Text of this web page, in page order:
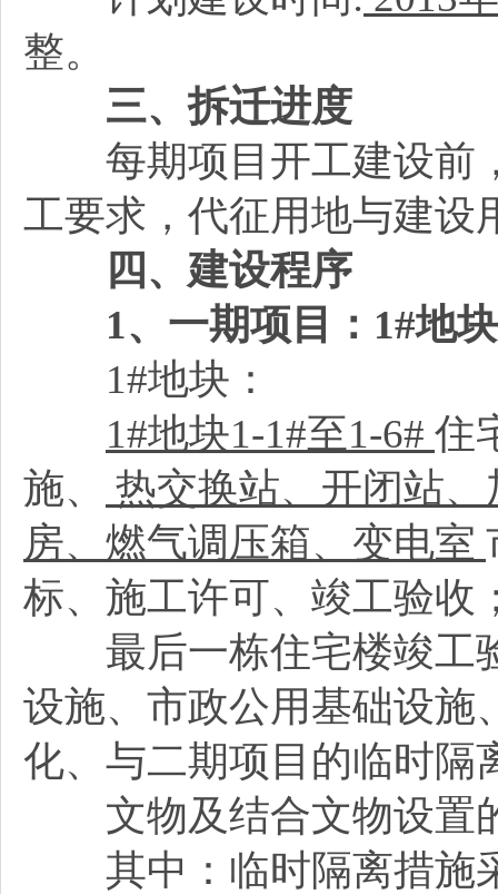
整。
三、拆迁进度
每期项目开工建设前，
工要求，代征用地与建设
四、建设程序
1、一期项目：1#地
1#地块：
1#地块1-1#至1-6# 住
施、
热交换站、开闭站
房、燃气调压箱、变电室
标、施工许可、竣工验收
最后一栋住宅楼竣工验
设施、市政公用基础设施
化、与二期项目的临时隔
文物及结合文物设置
其中：临时隔离措施